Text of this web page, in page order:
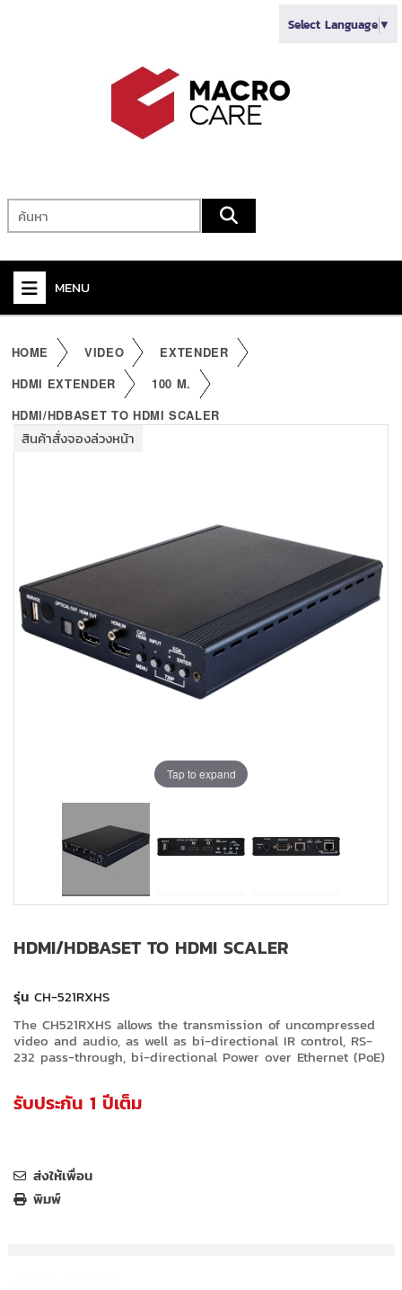
Select Language▼
MENU
KVM
PDU
SUPPORT
CONTACT US
HOME VIDEO
EXTENDER
HDMI EXTENDER
100 M.
HDMI/HDBASET TO HDMI SCALER
สินค้าสั่งจองล่วงหน้า
Tap to expand
HDMI/HDBASET TO HDMI SCALER
รุ่น CH-521RXHS
The CH521RXHS allows the transmission of uncompressed
video and audio, as well as bi-directional IR control, RS-
232 pass-through, bi-directional Power over Ethernet (PoE)
รับประกัน 1 ปีเต็ม
ส่งให้เพื่อน
พิมพ์